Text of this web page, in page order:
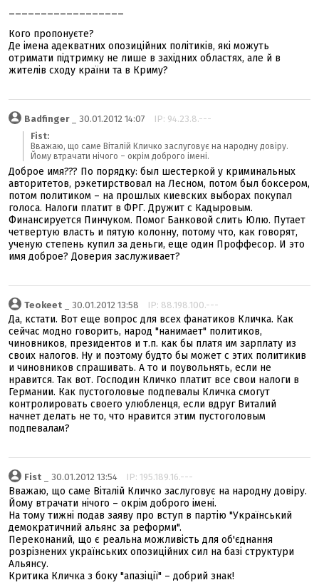
Кого пропонуєте?
Де імена адекватних опозиційних політиків, які можуть
отримати підтримку не лише в західних областях, але й в
жителів сходу країни та в Криму?
Badfinger_ 30.01.2012 14:07 IP: 94.23.8.---
Fist:
Вважаю, що саме Віталій Кличко заслуговує на народну довіру.
Йому втрачати нічого – окрім доброго імені.
Доброе имя??? По порядку: был шестеркой у криминальных
авторитетов, рэкетирствовал на Лесном, потом был боксером,
потом политиком – на прошлых киевских выборах покупал
голоса. Налоги платит в ФРГ. Дружит с Кадыровым.
Финансируется Пинчуком. Помог Банковой слить Юлю. Путает
четвертую власть и пятую колонну, потому что, как говорят,
ученую степень купил за деньги, еще один Проффесор. И это
имя доброе? Доверия заслуживает?
Teokeet _ 30.01.2012 13:58 IP: 88.198.100.---
Да, кстати. Вот еще вопрос для всех фанатиков Кличка. Как
сейчас модно говорить, народ "нанимает" политиков,
чиновников, президентов и т.п. как бы платя им зарплату из
своих налогов. Ну и поэтому будто бы может с этих политикив
и чиновников спрашивать. А то и поувольнять, если не
нравится. Так вот. Господин Кличко платит все свои налоги в
Германии. Как пустоголовые подпевалы Кличка смогут
контролировать своего улюбленця, если вдруг Виталий
начнет делать не то, что нравится этим пустоголовым
подпевалам?
Fist _ 30.01.2012 13:54 IP: 195.189.16.---
Вважаю, що саме Віталій Кличко заслуговує на народну довіру.
Йому втрачати нічого – окрім доброго імені.
На тому тижні подав заяву про вступ в партію "Український
демократичний альянс за реформи".
Переконаний, що є реальна можливість для об'єднання
розрізнених українських опозиційних сил на базі структури
Альянсу.
Критика Кличка з боку "апазіції" – добрий знак!